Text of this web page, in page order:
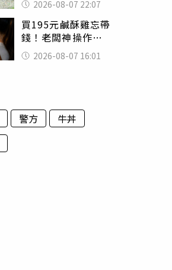
喊：死者還有冤屈
2026-08-07 22:07
買195元鹹酥雞忘帶
錢！老闆神操作
「倒找5元」 全網
看哭：這就是台灣
2026-08-07 16:01
警方
牛丼